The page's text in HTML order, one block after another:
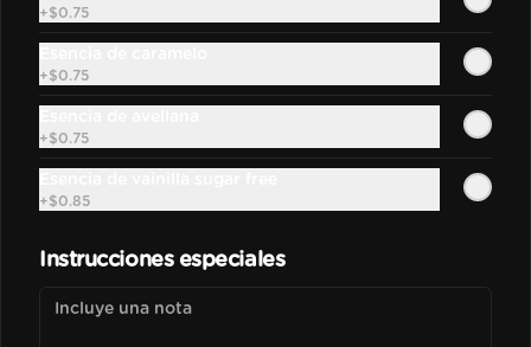
espressos, leche y esencia de vainilla
+$0.75
+$0.75
+$0.75
+$0.85
Instrucciones especiales